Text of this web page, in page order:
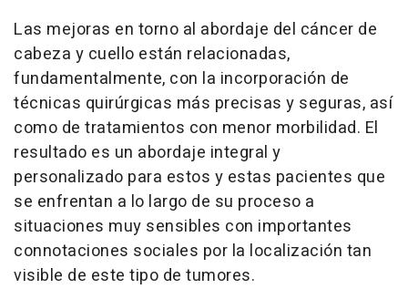
Las mejoras en torno al abordaje del cáncer de
cabeza y cuello están relacionadas,
fundamentalmente, con la incorporación de
técnicas quirúrgicas más precisas y seguras, así
como de tratamientos con menor morbilidad. El
resultado es un abordaje integral y
personalizado para estos y estas pacientes que
se enfrentan a lo largo de su proceso a
situaciones muy sensibles con importantes
connotaciones sociales por la localización tan
visible de este tipo de tumores.